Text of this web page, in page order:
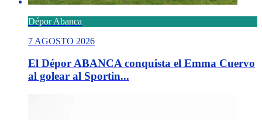
Dépor Abanca
7 AGOSTO 2026
El Dépor ABANCA conquista el Emma Cuervo
al golear al Sportin...